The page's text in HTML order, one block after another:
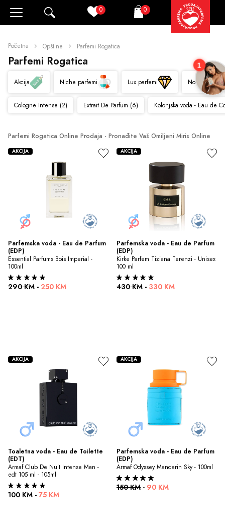
0 Korpa
0
Početna Opštine Parfemi Rogatica
Parfemi Rogatica
Akcija Niche parfemi Lux parfemi Novo
Cologne Intense (2) Extrait De Parfum (6) Kolonjska voda - Eau de
Parfemi Rogatica Online Prodaja - Pronađite Vaš Omiljeni Miris Online
Parfemska voda - Eau de Parfum
(EDP)
Essential Parfums Bois Imperial -
100ml
290 KM - 250 KM
AKCIJA
Parfemska voda - Eau de Parfum
(EDP)
Kirke Parfem Tiziana Terenzi - Unisex
100 ml
430 KM - 330 KM
AKCIJA
Toaletna voda - Eau de Toilette
(EDT)
Armaf Club De Nuit Intense Man -
edt 105 ml - 105ml
100 KM - 75 KM
AKCIJA
Parfemska voda - Eau de Parfum
(EDP)
Armaf Odyssey Mandarin Sky - 100ml
150 KM - 90 KM
AKCIJA
1